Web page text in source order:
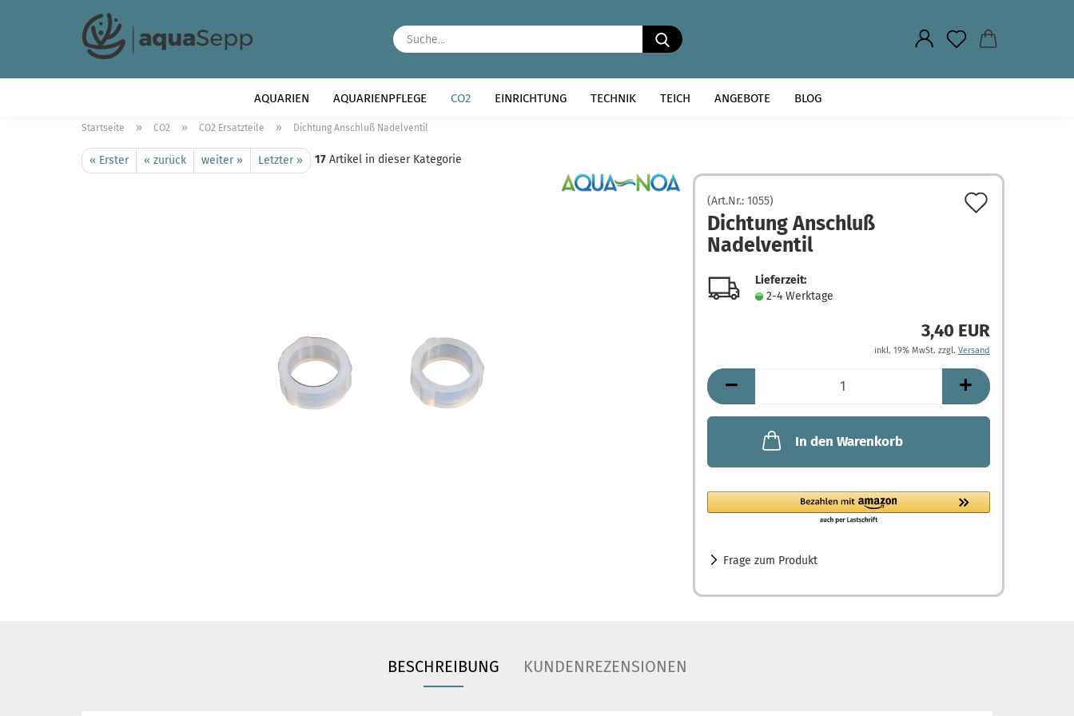
Suche...
AQUARIEN AQUARIENPFLEGE CO2 EINRICHTUNG TECHNIK TEICH ANGEBOTE BLOG
Startseite » CO2 » CO2 Ersatzteile » Dichtung Anschluß Nadelventil
« Erster « zurück weiter » Letzter » 17 Artikel in dieser Kategorie
(Art.Nr.: 1055)
Dichtung Anschluß
Nadelventil
Lieferzeit:
2-4 Werktage
3,40 EUR
inkl. 19% MwSt. zzgl. Versand
In den Warenkorb
Frage zum Produkt
BESCHREIBUNG KUNDENREZENSIONEN